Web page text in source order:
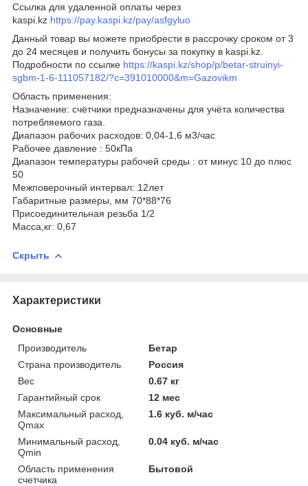
Ссылка для удаленной оплаты через
kaspi.kz https://pay.kaspi.kz/pay/asfgyluo
Данный товар вы можете приобрести в рассрочку сроком от 3
до 24 месяцев и получить бонусы за покупку в kaspi.kz.
Подробности по ссылке https://kaspi.kz/shop/p/betar-struinyi-
sgbm-1-6-111057182/?c=391010000&m=Gazovikm
Область применения:
Назначение: счётчики предназначены для учёта количества
потребляемого газа.
Диапазон рабочих расходов: 0,04-1,6 м3/час
Рабочее давление : 50кПа
Диапазон температуры рабочей среды : от минус 10 до плюс
50
Межповерочный интервал: 12лет
Габаритные размеры, мм 70*88*76
Присоединительная резьба 1/2
Масса,кг: 0,67
Скрыть
Характеристики
Основные
Производитель
Бетар
Страна производитель
Россия
Вес
0.67 кг
Гарантийный срок
12 мес
Максимальный расход,
Qmax
1.6 куб. м/час
Минимальный расход,
Qmin
0.04 куб. м/час
Область применения
счетчика
Бытовой